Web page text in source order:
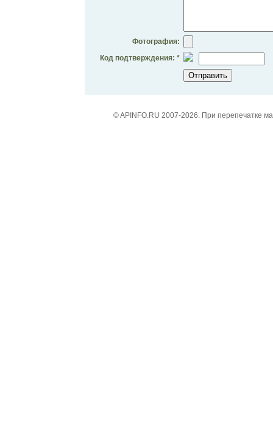
Фотография:
Код подтверждения: *
© APINFO.RU 2007-2026. При перепечатке